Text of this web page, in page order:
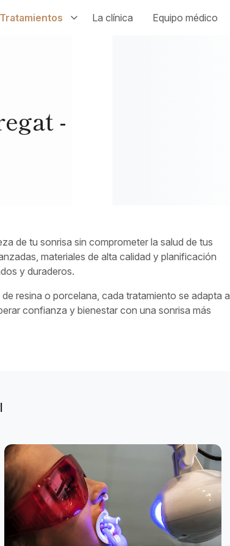
Tratamientos
La clínica Equipo médico
-
de tu sonrisa sin comprometer la salud de tus
materiales de alta calidad y planificación
y duraderos.
resina o porcelana, cada tratamiento se adapta a
confianza y bienestar con una sonrisa más